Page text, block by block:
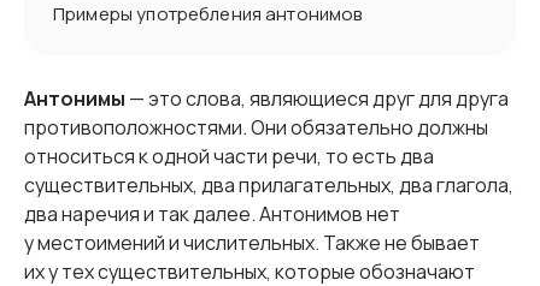
Примеры употребления антонимов
Антонимы — это слова, являющиеся друг для друга
противоположностями. Они обязательно должны
относиться к одной части речи, то есть два
существительных, два прилагательных, два глагола,
два наречия и так далее. Антонимов нет
у местоимений и числительных. Также не бывает
их у тех существительных, которые обозначают